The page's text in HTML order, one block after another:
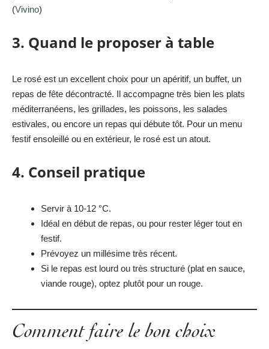
(Vivino)
3. Quand le proposer à table
Le rosé est un excellent choix pour un apéritif, un buffet, un
repas de fête décontracté. Il accompagne très bien les plats
méditerranéens, les grillades, les poissons, les salades
estivales, ou encore un repas qui débute tôt. Pour un menu
festif ensoleillé ou en extérieur, le rosé est un atout.
4. Conseil pratique
Servir à 10-12 °C.
Idéal en début de repas, ou pour rester léger tout en
festif.
Prévoyez un millésime très récent.
Si le repas est lourd ou très structuré (plat en sauce,
viande rouge), optez plutôt pour un rouge.
Comment faire le bon choix